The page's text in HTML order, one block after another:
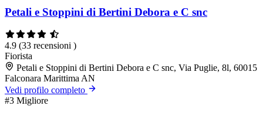
Petali e Stoppini di Bertini Debora e C snc
4.9 (33 recensioni )
Fiorista
Petali e Stoppini di Bertini Debora e C snc, Via Puglie, 8l, 60015
Falconara Marittima AN
Vedi profilo completo
#3 Migliore